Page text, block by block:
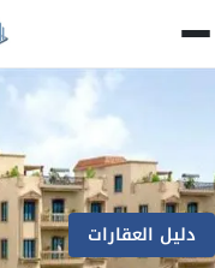
دليل العقارات